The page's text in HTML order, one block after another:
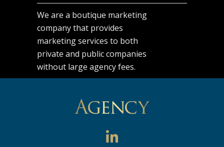
We are a boutique marketing
company that provides
marketing services to both
private and public companies
without large agency fees.